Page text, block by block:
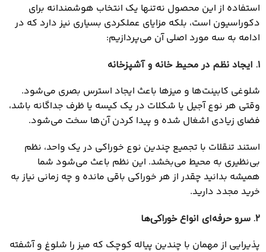
استفاده از این محصول نه‌تنها یک انتخاب هوشمندانه برای
دکوراسیون است، بلکه مزایای عملکردی بسیاری نیز دارد که در
ادامه به سه مورد اصلی آن می‌پردازیم:
۱. ایجاد نظم در محیط خانه و آشپزخانه
شلوغی کابینت‌ها و میزها باعث ایجاد استرس بصری می‌شود.
وقتی هر نوع آجیل یا شکلات در یک کیسه یا ظرف جداگانه باشد،
فضای زیادی اشغال شده و پیدا کردن آن‌ها سخت می‌شود.
استند تنقلات با تجمیع چندین نوع خوراکی در یک واحد، نظم
بی‌نظیری به محیط می‌بخشد. این نظم باعث می‌شود شما
همیشه بدانید چقدر از هر خوراکی باقی مانده و چه زمانی نیاز به
خرید مجدد دارید.
۲. سرو حرفه‌ای انواع خوراکی‌ها
پذیرایی از مهمان با چندین پیاله کوچک که میز را شلوغ و آشفته